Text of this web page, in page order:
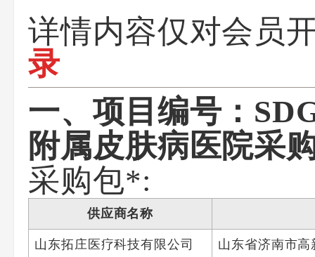
详情内容仅对会员
录
一、项目编号：
附属皮肤病医院采
采购包*:
供应商名称
山东拓庄医疗科技有限公司 山东省济南市